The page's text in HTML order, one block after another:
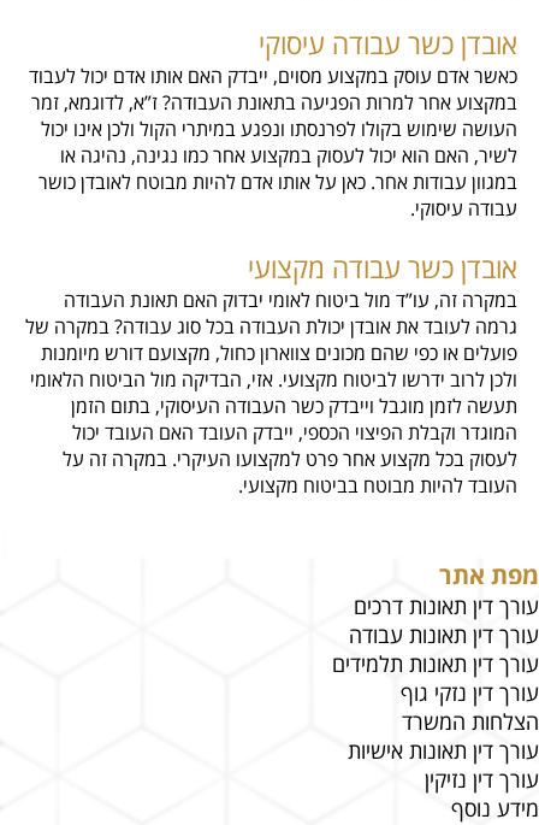
אובדן כשר עבודה עיסוקי
כאשר אדם עוסק במקצוע מסוים, ייבדק האם אותו אדם יכול לעבוד
במקצוע אחר למרות הפגיעה בתאונת העבודה? ז”א, לדוגמא, זמר
העושה שימוש בקולו לפרנסתו ונפגע במיתרי הקול ולכן אינו יכול
לשיר, האם הוא יכול לעסוק במקצוע אחר כמו נגינה, נהיגה או
במגוון עבודות אחר. כאן על אותו אדם להיות מבוטח לאובדן כושר
עבודה עיסוקי.
אובדן כשר עבודה מקצועי
במקרה זה, עו”ד מול ביטוח לאומי יבדוק האם תאונת העבודה
גרמה לעובד את אובדן יכולת העבודה בכל סוג עבודה? במקרה של
פועלים או כפי שהם מכונים צווארון כחול, מקצועם דורש מיומנות
ולכן לרוב ידרשו לביטוח מקצועי. אזי, הבדיקה מול הביטוח הלאומי
תעשה לזמן מוגבל וייבדק כשר העבודה העיסוקי, בתום הזמן
המוגדר וקבלת הפיצוי הכספי, ייבדק העובד האם העובד יכול
לעסוק בכל מקצוע אחר פרט למקצועו העיקרי. במקרה זה על
העובד להיות מבוטח בביטוח מקצועי.
מפת אתר
עורך דין תאונות דרכים
עורך דין תאונות עבודה
עורך דין תאונות תלמידים
עורך דין נזקי גוף
הצלחות המשרד
עורך דין תאונות אישיות
עורך דין נזיקין
מידע נוסף